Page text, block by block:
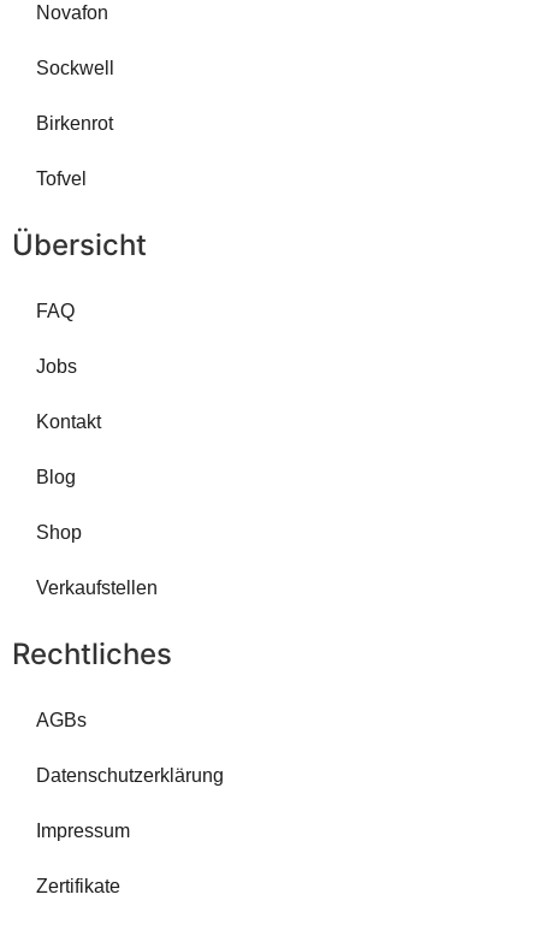
Novafon
Sockwell
Birkenrot
Tofvel
Übersicht
FAQ
Jobs
Kontakt
Blog
Shop
Verkaufstellen
Rechtliches
AGBs
Datenschutzerklärung
Impressum
Zertifikate